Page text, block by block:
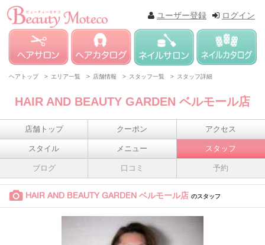
ログイン
ユーザー登録
ヘアトップ > エリア一覧 > 店舗情報 > スタッフ一覧 > スタッフ詳細
HAIR AND BEAUTY GARDEN ベルモール店
店舗トップ クーポン アクセス
スタイル メニュー スタッフ
ブログ 口コミ 予約
HAIR AND BEAUTY GARDEN ベルモール店 のスタッフ